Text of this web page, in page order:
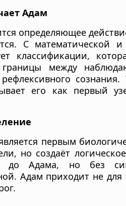
Адам
определяющее
С математической
классификации,
границы между
его как первый
первым
но создаёт
до Адама, но без
Адам приходит не